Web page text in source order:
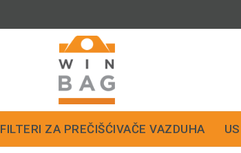
FILTERI ZA PREČIŠĆIVAČE VAZDUHA